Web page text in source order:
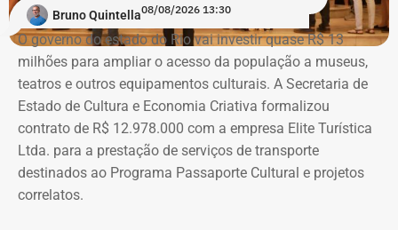
Bruno Quintella08/08/2026 13:30
O governo do estado do Rio vai investir quase R$ 13
milhões para ampliar o acesso da população a museus,
teatros e outros equipamentos culturais. A Secretaria de
Estado de Cultura e Economia Criativa formalizou
contrato de R$ 12.978.000 com a empresa Elite Turística
Ltda. para a prestação de serviços de transporte
destinados ao Programa Passaporte Cultural e projetos
correlatos.